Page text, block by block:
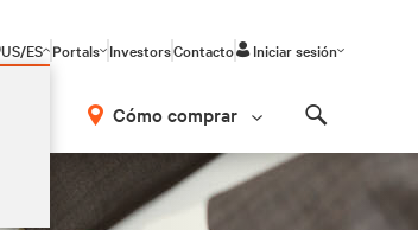
US/ES Portals InvestorsContacto Iniciar sesión
Cómo comprar